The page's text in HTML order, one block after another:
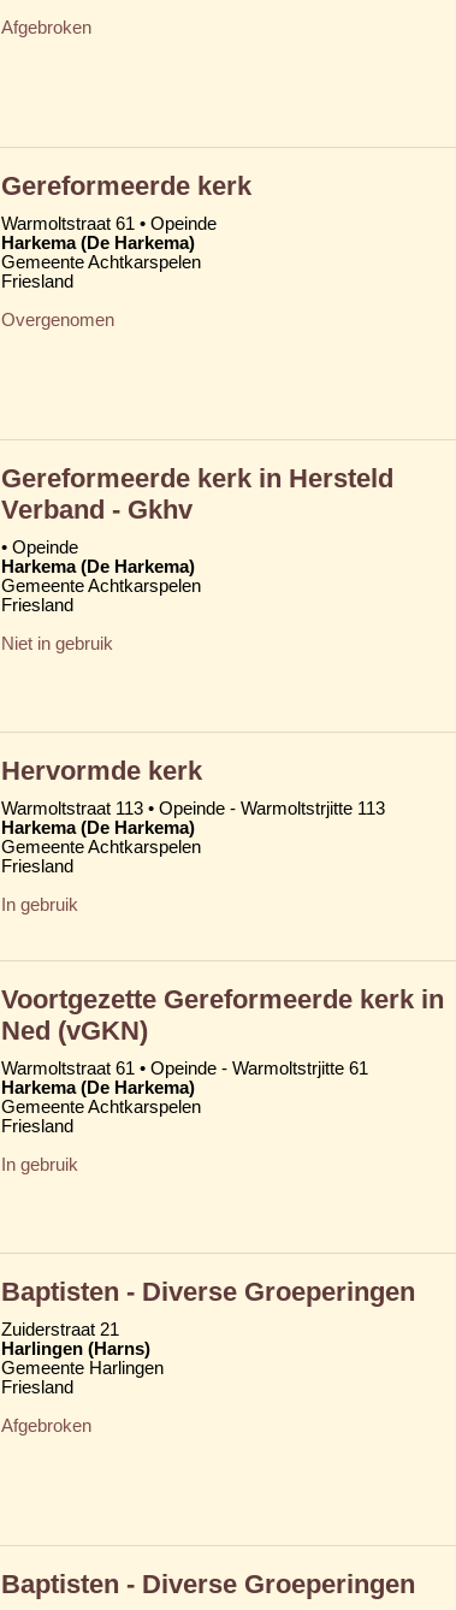
Afgebroken
Gereformeerde kerk
Warmoltstraat 61 • Opeinde
Harkema (De Harkema)
Gemeente Achtkarspelen
Friesland
Overgenomen
Gereformeerde kerk in Hersteld
Verband - Gkhv
• Opeinde
Harkema (De Harkema)
Gemeente Achtkarspelen
Friesland
Niet in gebruik
Hervormde kerk
Warmoltstraat 113 • Opeinde - Warmoltstrjitte 113
Harkema (De Harkema)
Gemeente Achtkarspelen
Friesland
In gebruik
Voortgezette Gereformeerde kerk in
Ned (vGKN)
Warmoltstraat 61 • Opeinde - Warmoltstrjitte 61
Harkema (De Harkema)
Gemeente Achtkarspelen
Friesland
In gebruik
Baptisten - Diverse Groeperingen
Zuiderstraat 21
Harlingen (Harns)
Gemeente Harlingen
Friesland
Afgebroken
Baptisten - Diverse Groeperingen